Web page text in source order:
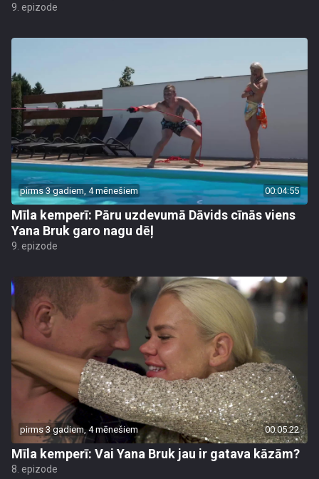
9. epizode
pirms 3 gadiem, 4 mēnešiem 00:04:55
Mīla kemperī: Pāru uzdevumā Dāvids cīnās viens
Yana Bruk garo nagu dēļ
9. epizode
pirms 3 gadiem, 4 mēnešiem 00:05:22
Mīla kemperī: Vai Yana Bruk jau ir gatava kāzām?
8. epizode